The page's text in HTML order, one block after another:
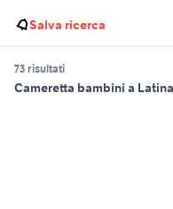
Salva ricerca
73 risultati
Cameretta bambini a